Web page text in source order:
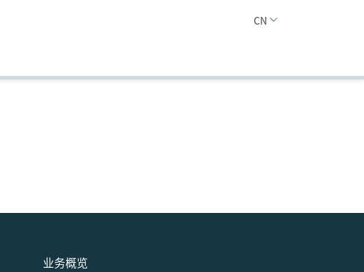
CN
业务概览